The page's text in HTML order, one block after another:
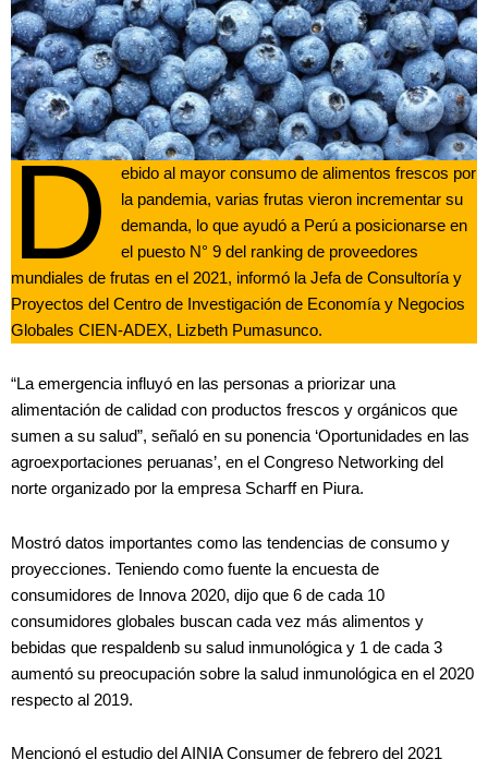
D
ebido al mayor consumo de alimentos frescos por
la pandemia, varias frutas vieron incrementar su
demanda, lo que ayudó a Perú a posicionarse en
el puesto N° 9 del ranking de proveedores
mundiales de frutas en el 2021, informó la Jefa de Consultoría y
Proyectos del Centro de Investigación de Economía y Negocios
Globales CIEN-ADEX, Lizbeth Pumasunco.
“La emergencia influyó en las personas a priorizar una
alimentación de calidad con productos frescos y orgánicos que
sumen a su salud”, señaló en su ponencia ‘Oportunidades en las
agroexportaciones peruanas’, en el Congreso Networking del
norte organizado por la empresa Scharff en Piura.
Mostró datos importantes como las tendencias de consumo y
proyecciones. Teniendo como fuente la encuesta de
consumidores de Innova 2020, dijo que 6 de cada 10
consumidores globales buscan cada vez más alimentos y
bebidas que respaldenb su salud inmunológica y 1 de cada 3
aumentó su preocupación sobre la salud inmunológica en el 2020
respecto al 2019.
Mencionó el estudio del AINIA Consumer de febrero del 2021